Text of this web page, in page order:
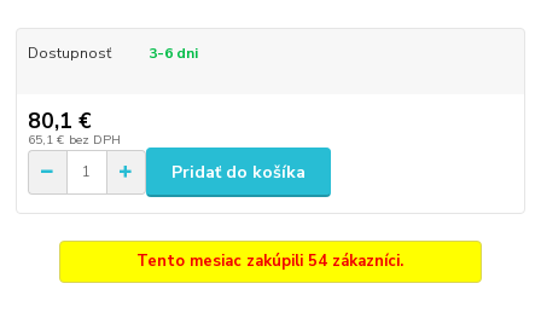
Dostupnosť 3-6 dni
80,1 €
65,1 € bez DPH
Pridať do košíka
Tento mesiac zakúpili 54 zákazníci.